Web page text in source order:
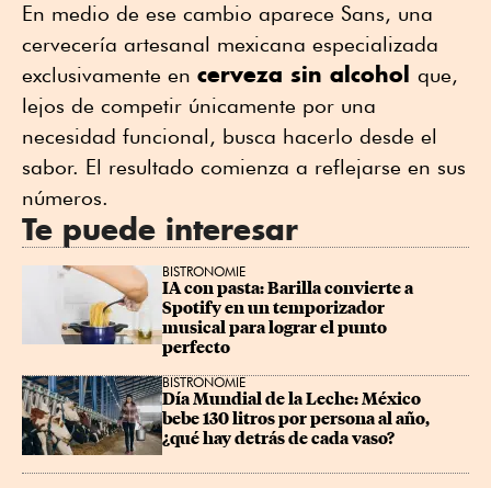
En medio de ese cambio aparece Sans, una
cervecería artesanal mexicana especializada
exclusivamente en cerveza sin alcohol que,
lejos de competir únicamente por una
necesidad funcional, busca hacerlo desde el
sabor. El resultado comienza a reflejarse en sus
números.
Te puede interesar
BISTRONOMIE
IA con pasta: Barilla convierte a
Spotify en un temporizador
musical para lograr el punto
perfecto
BISTRONOMIE
Día Mundial de la Leche: México
bebe 130 litros por persona al año,
¿qué hay detrás de cada vaso?